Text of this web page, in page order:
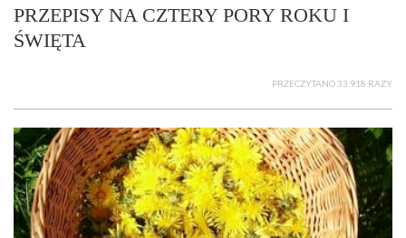
PRZEPISY NA CZTERY PORY ROKU I
ŚWIĘTA
PRZECZYTANO 33 918 RAZY